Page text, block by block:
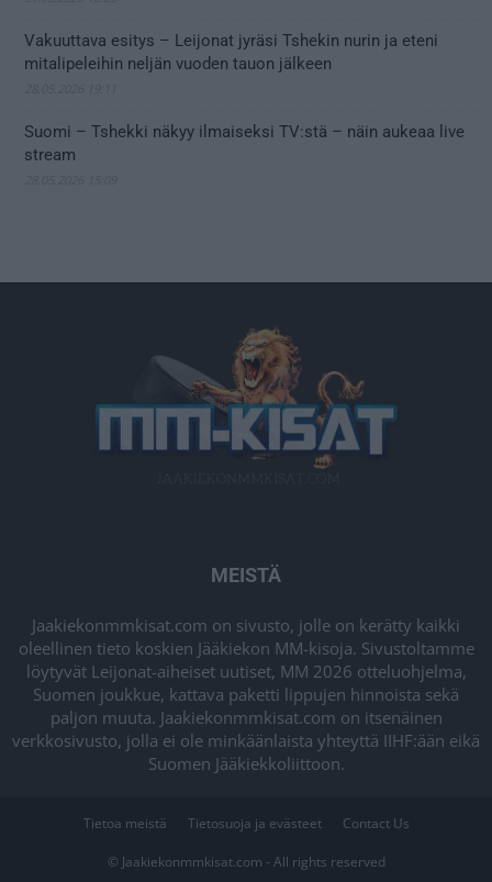
Vakuuttava esitys – Leijonat jyräsi Tshekin nurin ja eteni
mitalipeleihin neljän vuoden tauon jälkeen
Suomi – Tshekki näkyy ilmaiseksi TV:stä – näin aukeaa live
stream
MEISTÄ
Jaakiekonmmkisat.com on sivusto, jolle on kerätty kaikki
oleellinen tieto koskien Jääkiekon MM-kisoja. Sivustoltamme
löytyvät Leijonat-aiheiset uutiset, MM 2026 otteluohjelma,
Suomen joukkue, kattava paketti lippujen hinnoista sekä
paljon muuta. Jaakiekonmmkisat.com on itsenäinen
verkkosivusto, jolla ei ole minkäänlaista yhteyttä IIHF:ään eikä
Suomen Jääkiekkoliittoon.
Tietoa meistä Tietosuoja ja evästeet Contact Us
© Jaakiekonmmkisat.com - All rights reserved